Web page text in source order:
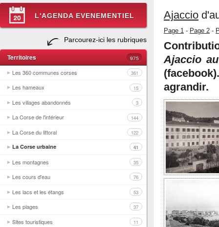
L'AGENDA EVENEMENTIEL
Parcourez-ici les rubriques
Territoires 975
Les 360 communes corses 361
Les hameaux 15
Les villages abandonnés 3
La Corse de l'intérieur 144
La Corse du littoral 122
La Corse urbaine 41
Les montagnes 35
Les cours d'eau 76
Les lacs et les étangs 53
Les plages 37
Sites touristiques 11
Ajaccio
Page 1 - Page 2 -
Ajaccio
agrandir.